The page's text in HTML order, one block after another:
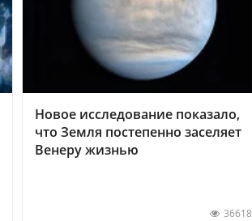
Новое исследование показало,
что Земля постепенно заселяет
Венеру жизнью
36618